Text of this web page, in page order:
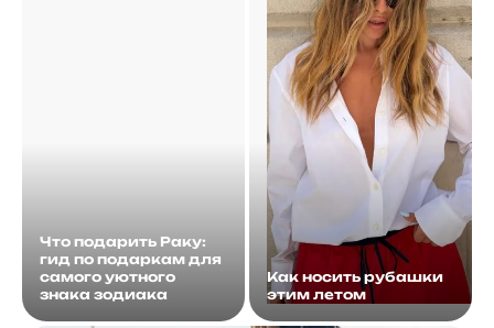
Что подарить Раку:
гид по подаркам для
самого уютного
знака зодиака
Как носить рубашки
этим летом